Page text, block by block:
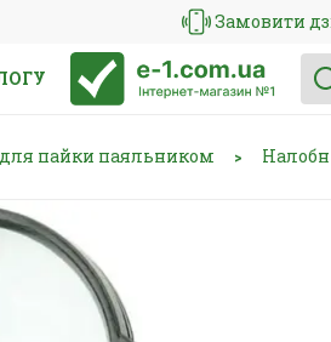
Замовити
пайки паяльником >